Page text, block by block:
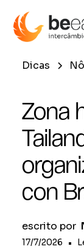
Dicas
Zona
con
escrito por
17/7/2026 •